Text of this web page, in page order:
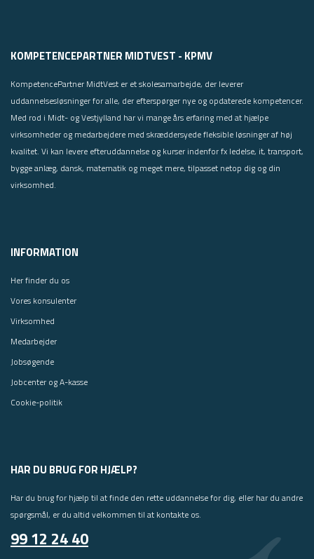
KOMPETENCEPARTNER MIDTVEST - KPMV
KompetencePartner MidtVest er et skolesamarbejde, der leverer
uddannelsesløsninger for alle, der efterspørger nye og opdaterede kompetencer.
Med rod i Midt- og Vestjylland har vi mange års erfaring med at hjælpe
virksomheder og medarbejdere med skræddersyede fleksible løsninger af høj
kvalitet. Vi kan levere efteruddannelse og kurser indenfor fx ledelse, it, transport,
bygge anlæg, dansk, matematik og meget mere, tilpasset netop dig og din
virksomhed.
INFORMATION
Her finder du os
Vores konsulenter
Virksomhed
Medarbejder
Jobsøgende
Jobcenter og A-kasse
Cookie-politik
HAR DU BRUG FOR HJÆLP?
Har du brug for hjælp til at finde den rette uddannelse for dig, eller har du andre
spørgsmål, er du altid velkommen til at kontakte os.
99 12 24 40